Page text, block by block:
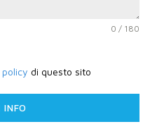
0 / 180
di questo sito
INFO